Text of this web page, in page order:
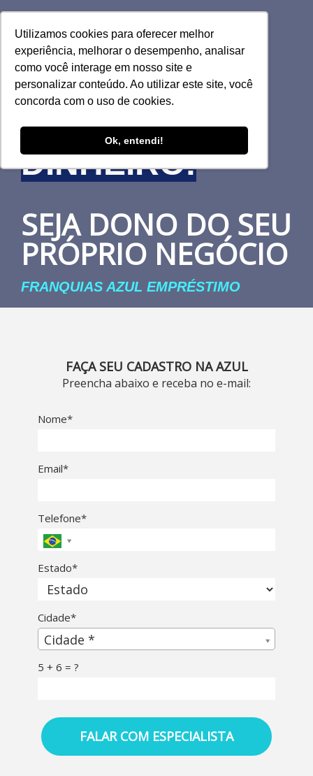
Utilizamos cookies para oferecer melhor
experiência, melhorar o desempenho, analisar
como você interage em nosso site e
personalizar conteúdo. Ao utilizar este site, você
concorda com o uso de cookies.
Ok, entendi!
GANHE
DINHEIRO
VENDENDO
DINHEIRO!
SEJA DONO DO SEU
PRÓPRIO NEGÓCIO
FRANQUIAS AZUL EMPRÉSTIMO
FAÇA SEU CADASTRO NA AZUL
Preencha abaixo e receba no e-mail:
Nome*
Email*
Telefone*
Estado*
Cidade*
Cidade *
Cidade*
5 + 6 = ?
FALAR COM ESPECIALISTA